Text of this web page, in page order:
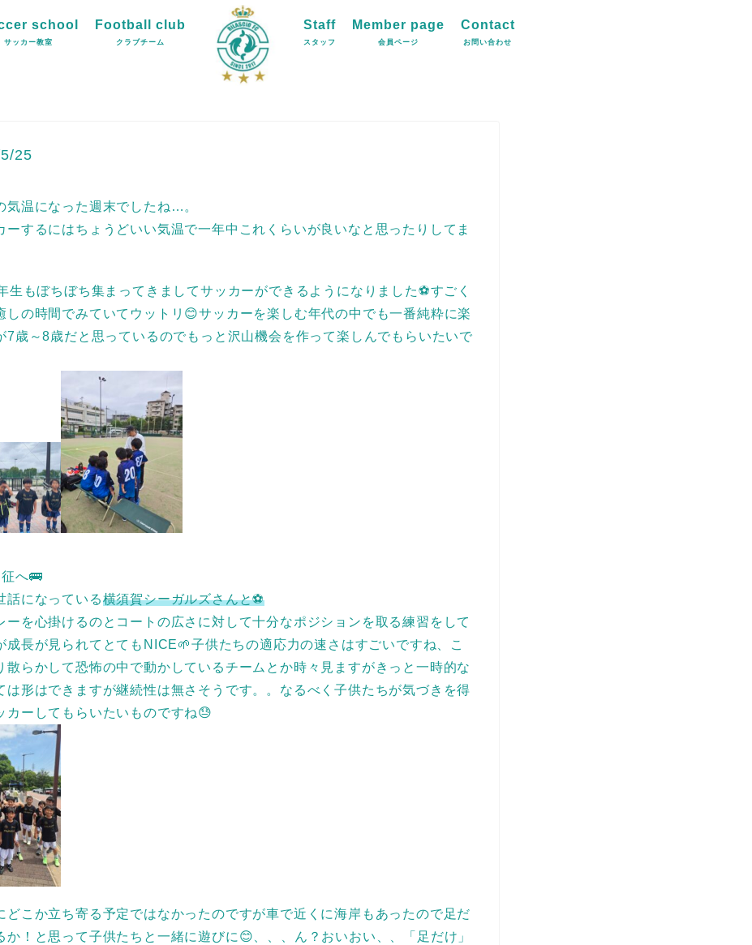
school
サッカー教室
Football club
クラブチーム
Staff
スタッフ
Member page
会員ページ
Contact
お問い合わせ
25
気温になった週末でしたね…。
ーするにはちょうどいい気温で一年中これくらいが良いなと思ったりしてま
生もぼちぼち集まってきましてサッカーができるようになりました⚽すごく
しの時間でみていてウットリ😊サッカーを楽しむ年代の中でも一番純粋に楽
7歳～8歳だと思っているのでもっと沢山機会を作って楽しんでもらいたいで
へ🚌
話になっている横須賀シーガルズさんと⚽
ーを心掛けるのとコートの広さに対して十分なポジションを取る練習をして
成長が見られてとてもNICE🌱子供たちの適応力の速さはすごいですね、こ
散らかして恐怖の中で動かしているチームとか時々見ますがきっと一時的な
は形はできますが継続性は無さそうです。。なるべく子供たちが気づきを得
カーしてもらいたいものですね😓
どこか立ち寄る予定ではなかったのですが車で近くに海岸もあったので足だ
か！と思って子供たちと一緒に遊びに😊、、、ん？おいおい、、「足だけ」